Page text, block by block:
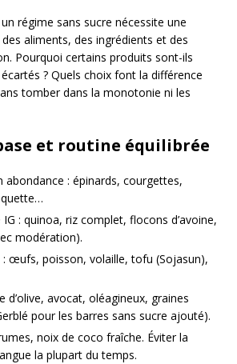
régime sans sucre nécessite une
aliments, des ingrédients et des
Pourquoi certains produits sont-ils
? Quels choix font la différence
tomber dans la monotonie ni les
et routine équilibrée
abondance : épinards, courgettes,
: quinoa, riz complet, flocons d’avoine,
modération).
: œufs, poisson, volaille, tofu (Sojasun),
d’olive, avocat, oléagineux, graines
pour les barres sans sucre ajouté).
noix de coco fraîche. Éviter la
la plupart du temps.